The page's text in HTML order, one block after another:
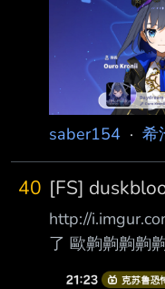
*1+2個必五星
128+10(初始
活動)+18(兩個
卡池則是6個/
這是5%池? 嗯?
saber154 · 希
40 [FS]
http://
了 歐齁齁齁齁
了 -- Ebb and